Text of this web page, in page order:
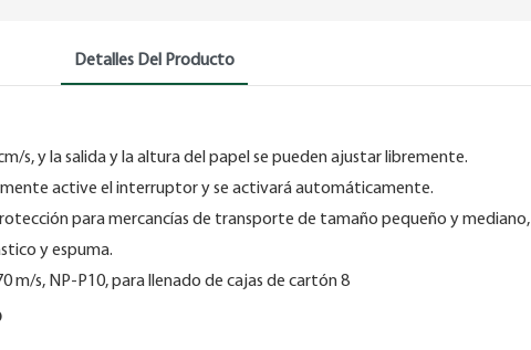
Detalles Del Producto
s, y la salida y la altura del papel se pueden ajustar libremente.
active el interruptor y se activará automáticamente.
para mercancías de transporte de tamaño pequeño y mediano,
y espuma.